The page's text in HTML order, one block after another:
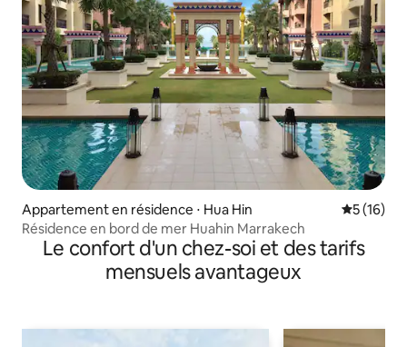
Appartement en résidence ⋅ Hua Hin
5 (16)
Résidence en bord de mer Huahin Marrakech
Le confort d'un chez-soi et des tarifs
mensuels avantageux